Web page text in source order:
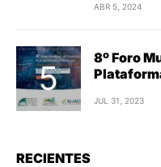
ABR 5, 2024
8º Foro
JUL 31, 2023
RECIENTES